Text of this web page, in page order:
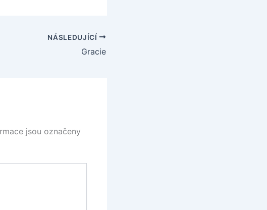
NÁSLEDUJÍCÍ
Gracie
jsou označeny